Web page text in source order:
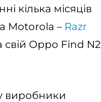
кілька місяців
Motorola – Razr
свій Oppo Find N2
виробники